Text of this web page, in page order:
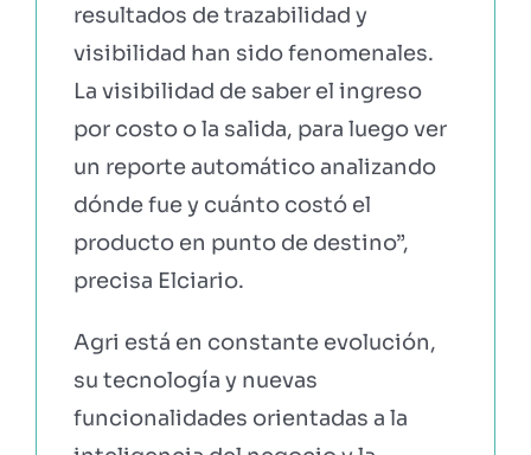
resultados de trazabilidad y
visibilidad han sido fenomenales.
La visibilidad de saber el ingreso
por costo o la salida, para luego ver
un reporte automático analizando
dónde fue y cuánto costó el
producto en punto de destino”,
precisa Elciario.
Agri está en constante evolución,
su tecnología y nuevas
funcionalidades orientadas a la